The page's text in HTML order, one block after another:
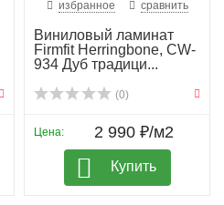
избранное сравнить
Виниловый ламинат
Firmfit Herringbone, CW-
934 Дуб традици...
(0)
Цена: 2 990 ₽/м2
Купить